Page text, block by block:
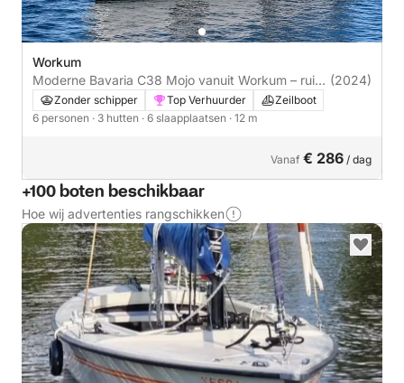
Workum
Moderne Bavaria C38 Mojo vanuit Workum – ruim,
comfortabel en sportief
(2024)
Zonder schipper Top Verhuurder
Zeilboot
6 personen · 3 hutten · 6 slaapplaatsen · 12 m
Vanaf € 286 / dag
+100 boten beschikbaar
Hoe wij advertenties rangschikken